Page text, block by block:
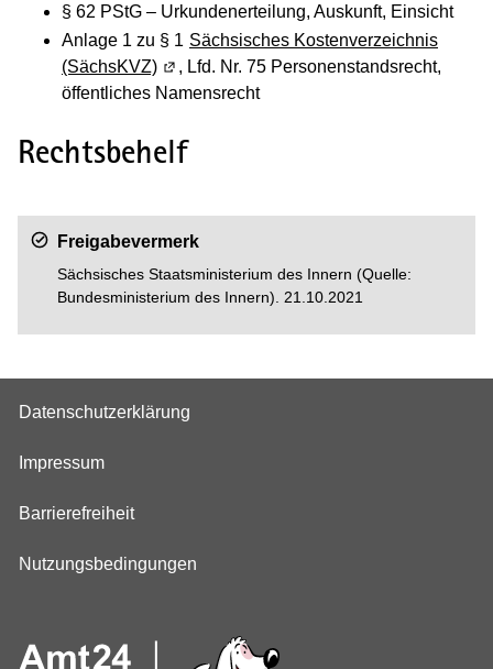
§ 62 PStG – Urkundenerteilung, Auskunft, Einsicht
Anlage 1 zu § 1 Sächsisches Kostenverzeichnis
(SächsKVZ) (Wird in einem neuen Fenster geöffnet)
, Lfd. Nr. 75 Personenstandsrecht,
öffentliches Namensrecht
Rechtsbehelf
Freigabevermerk
Sächsisches Staatsministerium des Innern (Quelle:
Bundesministerium des Innern). 21.10.2021
Datenschutzerklärung
Impressum
Barrierefreiheit
Nutzungsbedingungen